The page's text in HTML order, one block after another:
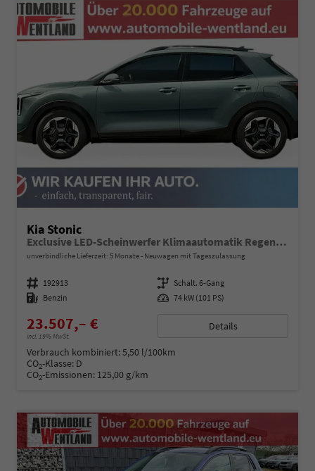
Kia Stonic
Exclusive LED-Scheinwerfer Klimaautomatik Regensensor Sitzheizung Kamera PDC v+h
unverbindliche Lieferzeit: 5 Monate Neuwagen mit Tageszulassung
Fahrzeugnummer 192913 Getriebe Schalt. 6-Gang
Kraftstoff Benzin Leistung 74 kW (101 PS)
23.507,– €
incl. 19% MwSt.
Details
Verbrauch kombiniert:5,50 l/100km
CO2-Klasse: D
CO2-Emissionen: 125,00 g/km